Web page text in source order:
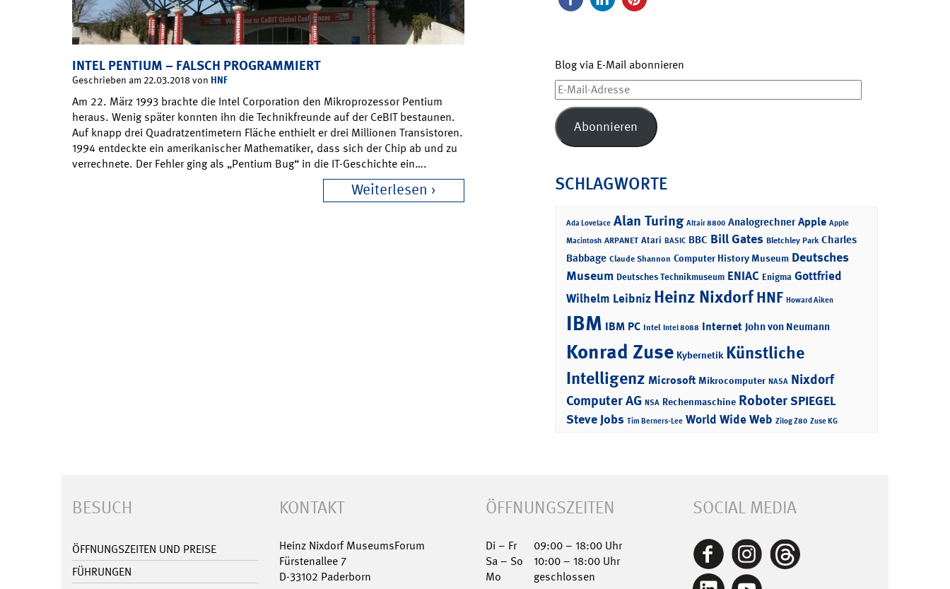
INTEL PENTIUM – FALSCH PROGRAMMIERT
Geschrieben am 22.03.2018 von HNF
Am 22. März 1993 brachte die Intel Corporation den Mikroprozessor Pentium
heraus. Wenig später konnten ihn die Technikfreunde auf der CeBIT bestaunen.
Auf knapp drei Quadratzentimetern Fläche enthielt er drei Millionen Transistoren.
1994 entdeckte ein amerikanischer Mathematiker, dass sich der Chip ab und zu
verrechnete. Der Fehler ging als „Pentium Bug“ in die IT-Geschichte ein….
Weiterlesen
Blog via E-Mail abonnieren
E-
Mail-
Adresse
Abonnieren
SCHLAGWORTE
Ada Lovelace Alan Turing Altair 8800 Analogrechner Apple Apple
Macintosh ARPANET Atari BASIC BBC Bill Gates Bletchley Park Charles
Babbage Claude Shannon Computer History Museum Deutsches
Museum Deutsches Technikmuseum ENIAC Enigma Gottfried
Wilhelm Leibniz Heinz NixdorfHNF Howard Aiken
IBM IBM PC Intel Intel 8088 Internet John von Neumann
Konrad Zuse Kybernetik Künstliche
Intelligenz Microsoft Mikrocomputer NASA Nixdorf
Computer AG NSA Rechenmaschine RoboterSPIEGEL
Steve Jobs Tim Berners-Lee World Wide Web Zilog Z80 Zuse KG
BESUCH
ÖFFNUNGSZEITEN UND PREISE
FÜHRUNGEN
KONTAKT
Heinz Nixdorf MuseumsForum
Fürstenallee 7
D-33102 Paderborn
ÖFFNUNGSZEITEN
Di – Fr
09:00 – 18:00 Uhr
Sa – So
10:00 – 18:00 Uhr
Mo
geschlossen
SOCIAL MEDIA